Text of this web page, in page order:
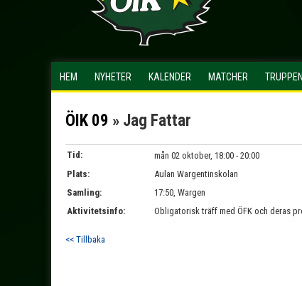
HEM NYHETER KALENDER MATCHER TRUPPEN
ÖIK 09 » Jag Fattar
Tid:
mån 02 oktober, 18:00 - 20:00
Plats:
Aulan Wargentinskolan
Samling:
17:50, Wargen
Aktivitetsinfo:
Obligatorisk träff med ÖFK och deras
<< Tillbaka